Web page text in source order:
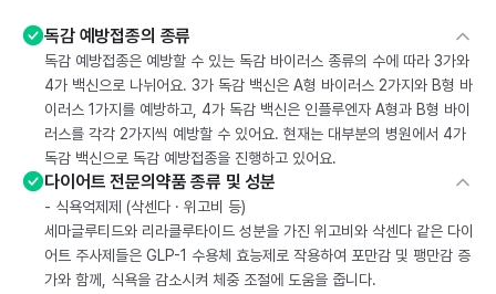
독감 예방접종의 종류
독감 예방접종은 예방할 수 있는 독감 바이러스 종류의 수에 따라 3가와
4가 백신으로 나뉘어요. 3가 독감 백신은 A형 바이러스 2가지와 B형 바
이러스 1가지를 예방하고, 4가 독감 백신은 인플루엔자 A형과 B형 바이
러스를 각각 2가지씩 예방할 수 있어요. 현재는 대부분의 병원에서 4가
독감 백신으로 독감 예방접종을 진행하고 있어요.
다이어트 전문의약품 종류 및 성분
- 식욕억제제 (삭센다 · 위고비 등)
세마글루티드와 리라클루타이드 성분을 가진 위고비와 삭센다 같은 다이
어트 주사제들은 GLP-1 수용체 효능제로 작용하여 포만감 및 팽만감 증
가와 함께, 식욕을 감소시켜 체중 조절에 도움을 줍니다.